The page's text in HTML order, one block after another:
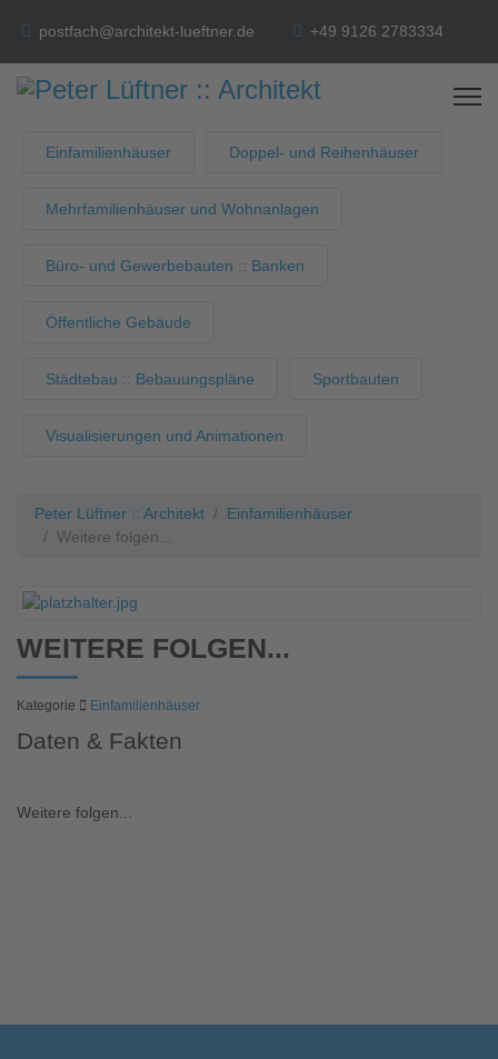
postfach@architekt-lueftner.de +49 9126 2783334
Einfamilienhäuser Doppel- und Reihenhäuser
Mehrfamilienhäuser und Wohnanlagen
Büro- und Gewerbebauten :: Banken
Öffentliche Gebäude
Städtebau :: Bebauungspläne Sportbauten
Visualisierungen und Animationen
Peter Lüftner :: Architekt
Einfamilienhäuser
Weitere folgen...
WEITERE FOLGEN...
Kategorie Einfamilienhäuser
Daten & Fakten
Weitere folgen...